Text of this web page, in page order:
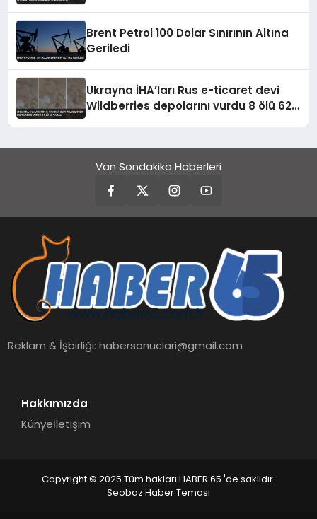
Brent Petrol 100 Dolar Sınırının Altına
Geriledi
Ukrayna İHA’ları Rus e-ticaret devi
Wildberries depolarını vurdu 8 ölü 62
Van Sondakika Haberleri
Reklam & İşbirliği:habersonuclari@gmail.com
Hakkımızda
Künyeİletişim
Copyright © 2025 Tüm hakları HABER 65 'de saklıdır.
Seobaz Haber Teması